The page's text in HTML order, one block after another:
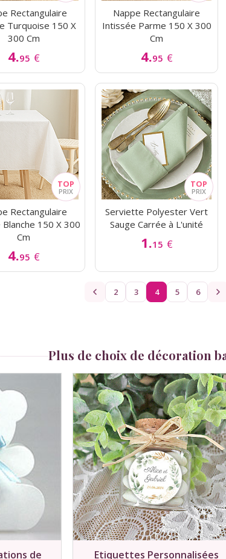
Rectangulaire
Turquoise 150 X
300 Cm
4.95 €
Nappe Rectangulaire
Intissée Parme 150 X 300
Cm
4.95 €
Rectangulaire
150 X 300
Cm
4.95 €
Serviette Polyester Vert
Sauge Carrée à L'unité
1.15 €
2 3 4 5 6
Plus de choix de décoration
de Etiquettes Personnalisées